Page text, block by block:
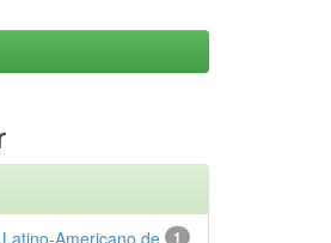
1
Americano de